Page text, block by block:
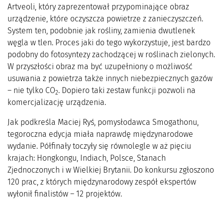
Artveoli, który zaprezentował przypominające obraz
urządzenie, które oczyszcza powietrze z zanieczyszczeń.
System ten, podobnie jak rośliny, zamienia dwutlenek
węgla w tlen. Proces jaki do tego wykorzystuje, jest bardzo
podobny do fotosyntezy zachodzącej w roślinach zielonych.
W przyszłości obraz ma być uzupełniony o możliwość
usuwania z powietrza także innych niebezpiecznych gazów
– nie tylko CO2. Dopiero taki zestaw funkcji pozwoli na
komercjalizację urządzenia.
Jak podkreśla Maciej Ryś, pomysłodawca Smogathonu,
tegoroczna edycja miała naprawdę międzynarodowe
wydanie. Półfinały toczyły się równolegle w aż pięciu
krajach: Hongkongu, Indiach, Polsce, Stanach
Zjednoczonych i w Wielkiej Brytanii. Do konkursu zgłoszono
120 prac, z których międzynarodowy zespół ekspertów
wyłonił finalistów – 12 projektów.